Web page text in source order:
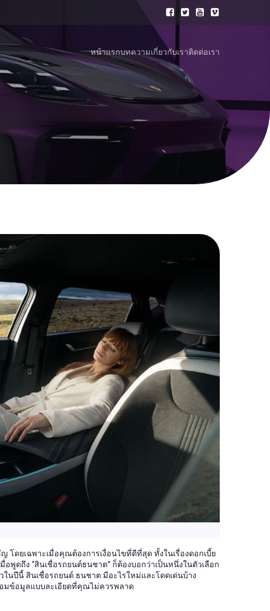
หน้าแรกบทความเกี่ยวกับเราติดต่อเรา
โดยเฉพาะเมื่อคุณต้องการเงื่อนไขที่ดีที่สุด ทั้งในเรื่องดอกเบี้ย
พูดถึง “สินเชื่อรถยนต์ธนชาต” ก็ต้องบอกว่าเป็นหนึ่งในตัวเลือก
นปีนี้ สินเชื่อรถยนต์ ธนชาต มีอะไรใหม่และโดดเด่นบ้าง
มข้อมูลแบบละเอียดที่คุณไม่ควรพลาด